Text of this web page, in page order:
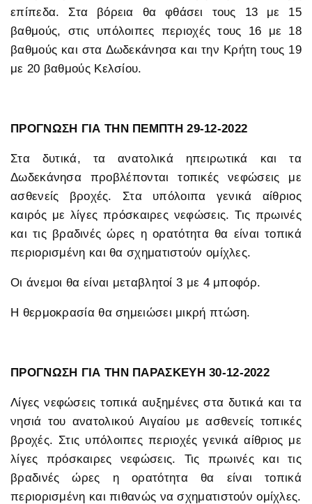
επίπεδα. Στα βόρεια θα φθάσει τους 13 με 15
βαθμούς, στις υπόλοιπες περιοχές τους 16 με 18
βαθμούς και στα Δωδεκάνησα και την Κρήτη τους 19
με 20 βαθμούς Κελσίου.
ΠΡΟΓΝΩΣΗ ΓΙΑ ΤΗΝ ΠΕΜΠΤΗ 29-12-2022
Στα δυτικά, τα ανατολικά ηπειρωτικά και τα
Δωδεκάνησα προβλέπονται τοπικές νεφώσεις με
ασθενείς βροχές. Στα υπόλοιπα γενικά αίθριος
καιρός με λίγες πρόσκαιρες νεφώσεις. Τις πρωινές
και τις βραδινές ώρες η ορατότητα θα είναι τοπικά
περιορισμένη και θα σχηματιστούν ομίχλες.
Οι άνεμοι θα είναι μεταβλητοί 3 με 4 μποφόρ.
Η θερμοκρασία θα σημειώσει μικρή πτώση.
ΠΡΟΓΝΩΣΗ ΓΙΑ ΤΗΝ ΠΑΡΑΣΚΕΥΗ 30-12-2022
Λίγες νεφώσεις τοπικά αυξημένες στα δυτικά και τα
νησιά του ανατολικού Αιγαίου με ασθενείς τοπικές
βροχές. Στις υπόλοιπες περιοχές γενικά αίθριος με
λίγες πρόσκαιρες νεφώσεις. Τις πρωινές και τις
βραδινές ώρες η ορατότητα θα είναι τοπικά
περιορισμένη και πιθανώς να σχηματιστούν ομίχλες.